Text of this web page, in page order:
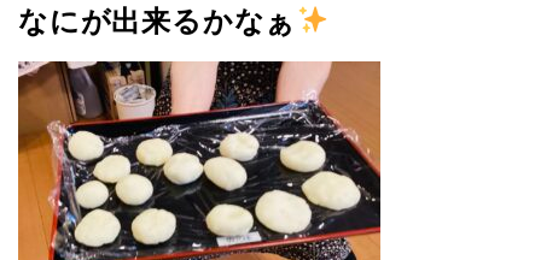
なにが出来るかなぁ